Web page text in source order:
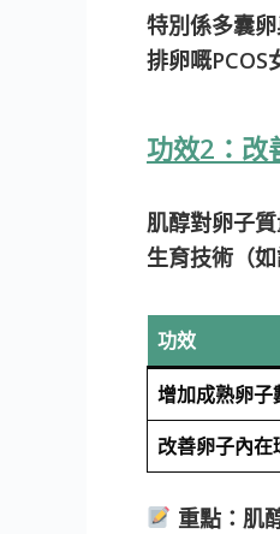
特別係多囊
排卵嘅PCOS
功效2：改
肌醇對卵子
生育技術（
功效
增加成熟卵子
改善卵子內在
重點： 肌